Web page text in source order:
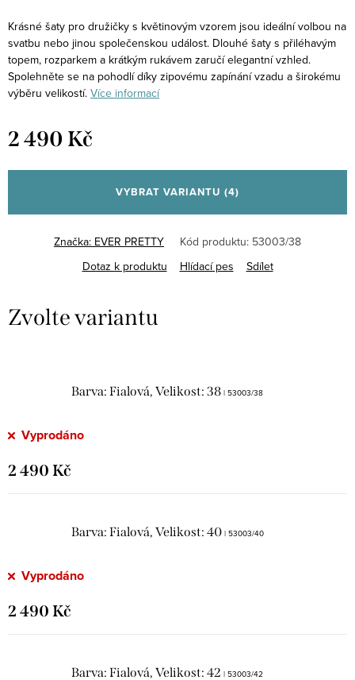
Krásné šaty pro družičky s květinovým vzorem jsou ideální volbou na
svatbu nebo jinou společenskou událost. Dlouhé šaty s přiléhavým
topem, rozparkem a krátkým rukávem zaručí elegantní vzhled.
Spolehněte se na pohodlí díky zipovému zapínání vzadu a širokému
výběru velikostí. Více informací
2 490 Kč
cena:
VYBRAT VARIANTU (4)
Značka: EVER PRETTY Kód produktu: 53003/38
Dotaz k produktu
Hlídací pes Sdílet
Barva: Fialová, Velikost: 38 | 53003/38
Vyprodáno
2 490 Kč
Barva: Fialová, Velikost: 40 | 53003/40
Vyprodáno
2 490 Kč
Barva: Fialová, Velikost: 42 | 53003/42